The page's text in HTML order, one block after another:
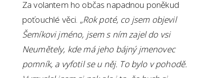
Za volantem ho občas napadnou poněkud
poťouchlé věci. „Rok poté, co jsem objevil
Šemíkovi jméno, jsem s ním zajel do vsi
Neumětely, kde má jeho bájný jmenovec
pomník, a vyfotil se u něj. To bylo v pohodě.